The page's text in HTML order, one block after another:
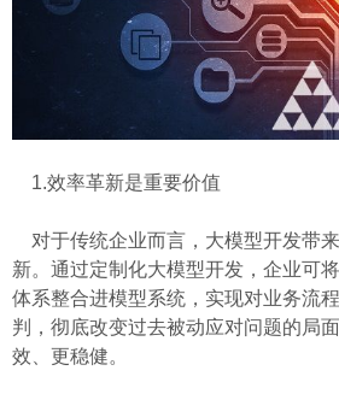
1.效率革新是重要价值
对于传统企业而言，大模型开发带
新。通过定制化大模型开发，企业可
体系整合进模型系统，实现对业务流
判，彻底改变过去被动应对问题的局
效、更稳健。